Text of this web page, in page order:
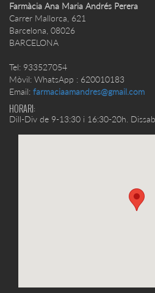
Farmàcia Ana Maria Andrés Perera
Carrer Mallorca, 621
Barcelona, 08026
BARCELONA
Tel: 933527054
Mòvil: WhatsApp : 620010183
Email: farmaciaamandres@gmail.com
HORARI:
Dill-Div de 9-13:30 i 16:30-20h.